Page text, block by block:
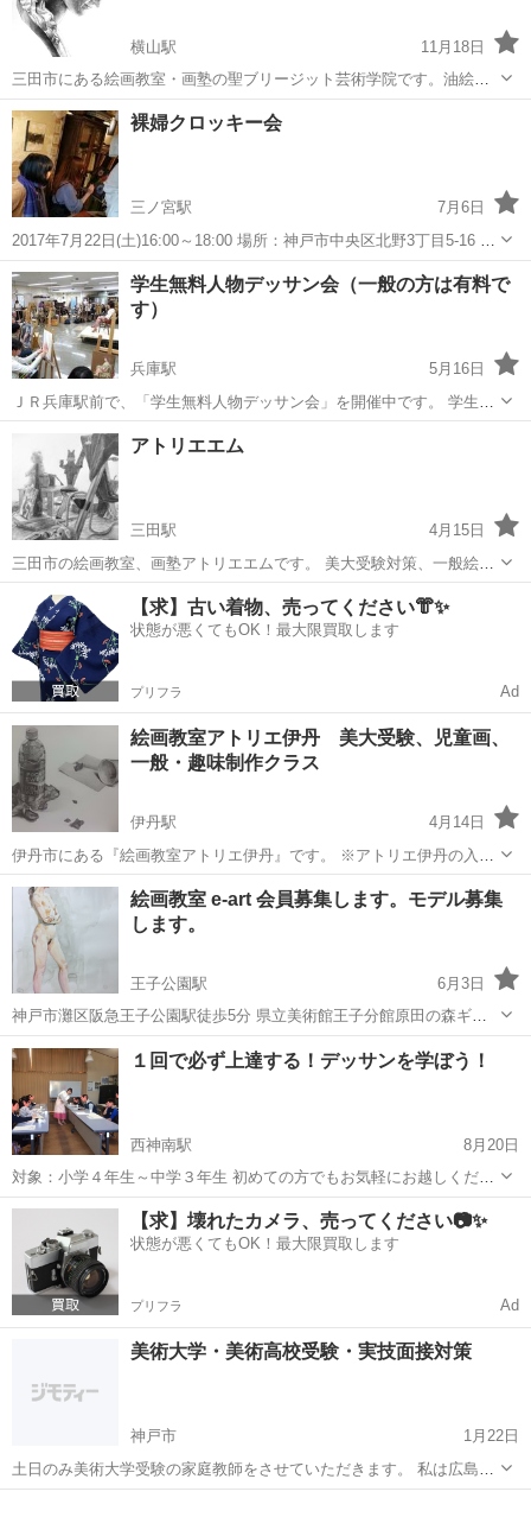
横山駅
11月18日
三田市にある絵画教室・画塾の聖ブリージット芸術学院です。油絵・
デッサン・水彩・美大・芸大受験対策・漫画・イラストなどを、日本
美術家連盟会員の洋画家とプロの漫画家の講師が指導。好きなアート
を学ながらび高卒資格取得を目指す不登校...
兵庫 三田市 横山駅 デッサン
裸婦クロッキー会
三ノ宮駅
7月6日
2017年7月22日(土)16:00～18:00 場所：神戸市中央区北野3丁目5-16 画
廊喫茶gigi 料金：3000円 要予約(先着順定員18名) 未経験・初心者歓迎
画材は各自ご用意下さい(筆記用具、スケッチブック、ク...
兵庫 神戸市 三ノ宮駅 デッサン クロッキー会
学生無料人物デッサン会（一般の方は有料で
す）
兵庫駅
5月16日
ＪＲ兵庫駅前で、「学生無料人物デッサン会」を開催中です。 学生は
無料、一般の方は、1500円で、ご参加頂けます。 場所は、兵庫勤労市
民センター2階美術室。 毎月第3土曜日、午後1時から、２０分×６ポー
ズ。 デッサン終...
神戸市 兵庫駅
アトリエエム
三田駅
4月15日
三田市の絵画教室、画塾アトリエエムです。 美大受験対策、一般絵画
教室を開講しています。 デッサン、油絵、水彩画etc. 三田駅北側す
ぐ。 HP→https://kou316.wixsite.com/atelierm/h...
兵庫 三田駅 デッサン 絵画教室
【求】古い着物、売ってください👘✨
状態が悪くてもOK！最大限買取します
プリフラ Ad
絵画教室アトリエ伊丹 美大受験、児童画、
一般・趣味制作クラス
伊丹駅
4月14日
伊丹市にある『絵画教室アトリエ伊丹』です。 ※アトリエ伊丹の入
会、体験希望の方及び、アシスタント講師に応募される方はこのペー
ジではなく、アトリエ伊丹のホームページからご連絡ください。（こ
ちらのサイトから連絡しても返...
兵庫 伊丹市 伊丹駅 デッサン 美大
絵画教室 e-art 会員募集します。モデル募集
します。
王子公園駅
6月3日
神戸市灘区阪急王子公園駅徒歩5分 県立美術館王子分館原田の森ギャ
ラリー204号室。 第1・第3土曜日午後1時〜3時（不定期） 午前/静物
画・自由制作…画材自由 午前10時〜12時 会費2回5000円 午後/...
兵庫 神戸市 王子公園駅 デッサン 分館
１回で必ず上達する！デッサンを学ぼう！
西神南駅
8月20日
対象：小学４年生～中学３年生 初めての方でもお気軽にお越しくださ
い♪ ✎デッサン教...
兵庫 神戸市 西神南駅
【求】壊れたカメラ、売ってください📷✨
状態が悪くてもOK！最大限買取します
プリフラ Ad
美術大学・美術高校受験・実技面接対策
神戸市
1月22日
土日のみ美術大学受験の家庭教師をさせていただきます。 私は広島市
立大学のデザイン工芸学科出身の24歳男性で、受験指導経験ありで